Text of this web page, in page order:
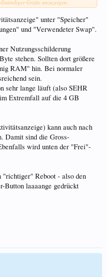
und 83% Akkuladung
Größe anzuzeigen.
unter "Speicher"
und "Verwendeter Swap".
Nutzungsschilderung
stehen. Sollten dort größere
RAM" hin. Bei normaler
sein.
sehr lange läuft (also SEHR
Extremfall auf die 4 GB
kann auch nach
Damit sind die Gross-
wird unten der "Frei"-
Reboot - also den
Button laaaange gedrückt